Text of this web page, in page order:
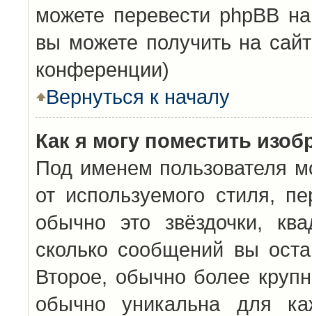
можете перевести phpBB
вы можете получить на
конференции)
Вернуться к началу
Как я могу поместить
Под именем пользователя
от используемого стиля,
обычно это звёздочки,
сколько сообщений вы
Второе, обычно более
обычно уникальна для